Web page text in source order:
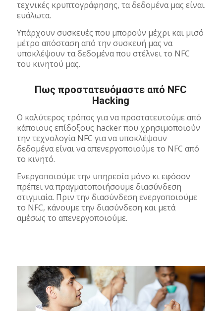
τεχνικές κρυπτογράφησης, τα δεδομένα μας είναι
ευάλωτα.
Υπάρχουν συσκευές που μπορούν μέχρι και μισό
μέτρο απόσταση από την συσκευή μας να
υποκλέψουν τα δεδομένα που στέλνει το NFC
του κινητού μας.
Πως προστατευόμαστε από NFC
Hacking
Ο καλύτερος τρόπος για να προστατευτούμε από
κάποιους επίδοξους hacker που χρησιμοποιούν
την τεχνολογία NFC για να υποκλέψουν
δεδομένα είναι να απενεργοποιούμε το NFC από
το κινητό.
Ενεργοποιούμε την υπηρεσία μόνο κι εφόσον
πρέπει να πραγματοποιήσουμε διασύνδεση
στιγμιαία. Πριν την διασύνδεση ενεργοποιούμε
το NFC, κάνουμε την διασύνδεση και μετά
αμέσως το απενεργοποιούμε.